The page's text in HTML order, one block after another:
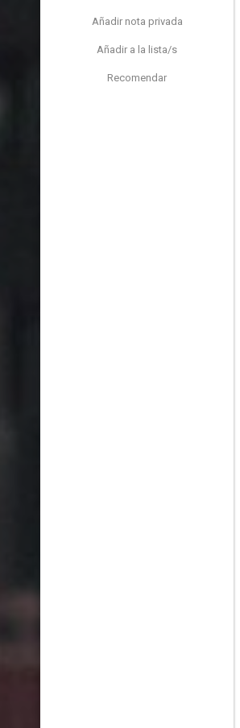
Añadir nota privada
Añadir a la lista/s
Recomendar